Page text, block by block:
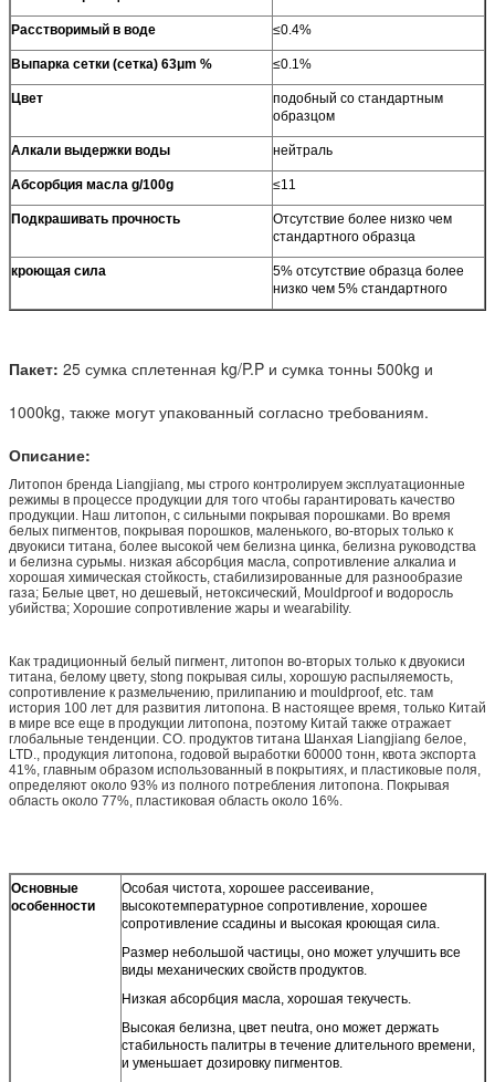
Расстворимый в воде ≤0.4%
Выпарка сетки (сетка) 63μm % ≤0.1%
Цвет
подобный со стандартным
образцом
Алкали выдержки воды нейтраль
Абсорбция масла g/100g ≤11
Подкрашивать прочность
Отсутствие более низко чем
стандартного образца
кроющая сила
5% отсутствие образца более
низко чем 5% стандартного
Пакет: 25 сумка сплетенная kg/P.P и сумка тонны 500kg и
1000kg, также могут упакованный согласно требованиям.
Описание:
Литопон бренда Liangjiang, мы строго контролируем эксплуатационные
режимы в процессе продукции для того чтобы гарантировать качество
продукции. Наш литопон, с сильными покрывая порошками. Во время
белых пигментов, покрывая порошков, маленького, во-вторых только к
двуокиси титана, более высокой чем белизна цинка, белизна руководства
и белизна сурьмы. низкая абсорбция масла, сопротивление алкалиа и
хорошая химическая стойкость, стабилизированные для разнообразие
газа; Белые цвет, но дешевый, нетоксический, Mouldproof и водоросль
убийства; Хорошие сопротивление жары и wearability.
Как традиционный белый пигмент, литопон во-вторых только к двуокиси
титана, белому цвету, stong покрывая силы, хорошую распыляемость,
сопротивление к размельчению, прилипанию и mouldproof, etc. там
история 100 лет для развития литопона. В настоящее время, только Китай
в мире все еще в продукции литопона, поэтому Китай также отражает
глобальные тенденции. CO. продуктов титана Шанхая Liangjiang белое,
LTD., продукция литопона, годовой выработки 60000 тонн, квота экспорта
41%, главным образом использованный в покрытиях, и пластиковые поля,
определяют около 93% из полного потребления литопона. Покрывая
область около 77%, пластиковая область около 16%.
Основные
особенности
Особая чистота, хорошее рассеивание,
высокотемпературное сопротивление, хорошее
сопротивление ссадины и высокая кроющая сила.
Размер небольшой частицы, оно может улучшить все
виды механических свойств продуктов.
Низкая абсорбция масла, хорошая текучесть.
Высокая белизна, цвет neutra, оно может держать
стабильность палитры в течение длительного времени,
и уменьшает дозировку пигментов.